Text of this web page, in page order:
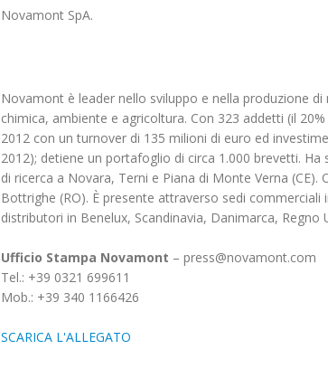
Novamont SpA.
Novamont è leader nello sviluppo e nella produzione
chimica, ambiente e agricoltura. Con 323 addetti (il
2012 con un turnover di 135 milioni di euro ed
2012); detiene un portafoglio di circa 1.000 brevetti.
di ricerca a Novara, Terni e Piana di Monte Verna
Bottrighe (RO). È presente attraverso sedi
distributori in Benelux, Scandinavia, Danimarca,
Ufficio Stampa Novamont – press@novamont.com
Tel.: +39 0321 699611
Mob.: +39 340 1166426
SCARICA L'ALLEGATO